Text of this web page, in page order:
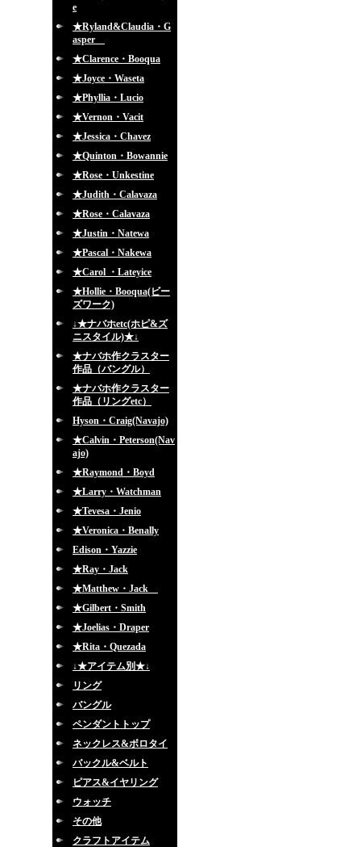
e
★Ryland&Claudia・G
asper
★Clarence・Booqua
★Joyce・Waseta
★Phyllia・Lucio
★Vernon・Vacit
★Jessica・Chavez
★Quinton・Bowannie
★Rose・Unkestine
★Judith・Calavaza
★Rose・Calavaza
★Justin・Natewa
★Pascal・Nakewa
★Carol ・Lateyice
★Hollie・Booqua(ビー
ズワーク)
↓★ナバホetc(ホピ&ズ
ニスタイル)★↓
★ナバホ作クラスター
作品（バングル）
★ナバホ作クラスター
作品（リングetc）
Hyson・Craig(Navajo)
★Calvin・Peterson(Nav
ajo)
★Raymond・Boyd
★Larry・Watchman
★Tevesa・Jenio
★Veronica・Benally
Edison・Yazzie
★Ray・Jack
★Matthew・Jack
★Gilbert・Smith
★Joelias・Draper
★Rita・Quezada
↓★アイテム別★↓
リング
バングル
ペンダントトップ
ネックレス&ボロタイ
バックル&ベルト
ピアス&イヤリング
ウォッチ
その他
クラフトアイテム